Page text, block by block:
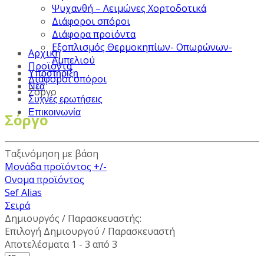
Ψυχανθή – Λειμώνες Χορτοδοτικά
Διάφοροι σπόροι
Διάφορα προϊόντα
Εξοπλισμός Θερμοκηπίων- Οπωρώνων-
Αμπελιού
Υποστήριξη
Νέα
Συχνές ερωτήσεις
Επικοινωνία
Αρχική
Προϊόντα
Διάφοροι σπόροι
Σόργο
Σόργο
Ταξινόμηση με βάση
Μονάδα προϊόντος +/-
Ονομα προϊόντος
Sef Alias
Σειρά
Δημιουργός / Παρασκευαστής:
Επιλογή Δημιουργού / Παρασκευαστή
Αποτελέσματα 1 - 3 από 3